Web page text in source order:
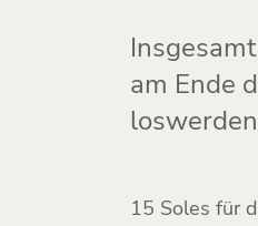
am Ende
15 Soles für